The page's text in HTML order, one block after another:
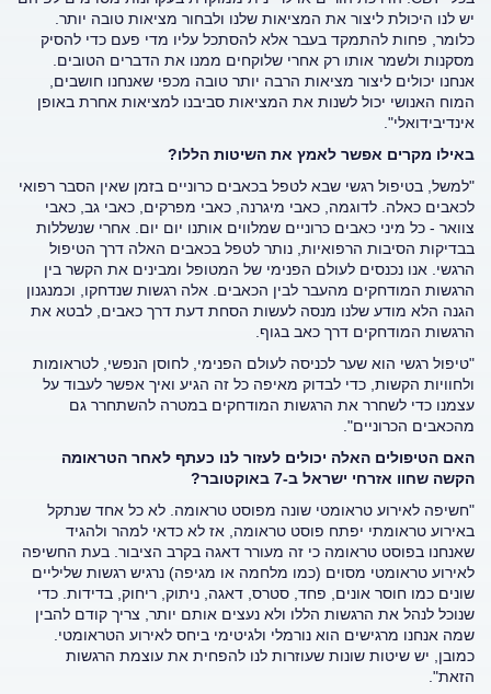
יש לנו היכולת ליצור את המציאות שלנו ולבחור מציאות טובה יותר.
כלומר, פחות להתמקד בעבר אלא להסתכל עליו מדי פעם כדי להסיק
מסקנות ולשמר אותו רק אחרי שלוקחים ממנו את הדברים הטובים.
אנחנו יכולים ליצור מציאות הרבה יותר טובה מכפי שאנחנו חושבים,
המוח האנושי יכול לשנות את המציאות סביבנו למציאות אחרת באופן
אינדיבידואלי".
באילו מקרים אפשר לאמץ את השיטות הללו?
"למשל, בטיפול רגשי שבא לטפל בכאבים כרוניים בזמן שאין הסבר רפואי
לכאבים כאלה. לדוגמה, כאבי מיגרנה, כאבי מפרקים, כאבי גב, כאבי
צוואר - כל מיני כאבים כרוניים שמלווים אותנו יום יום. אחרי שנשללות
בבדיקות הסיבות הרפואיות, נותר לטפל בכאבים האלה דרך הטיפול
הרגשי. אנו נכנסים לעולם הפנימי של המטופל ומבינים את הקשר בין
הרגשות המודחקים מהעבר לבין הכאבים. אלה רגשות שנדחקו, וכמנגנון
הגנה הלא מודע שלנו מנסה לעשות הסחת דעת דרך כאבים, לבטא את
הרגשות המודחקים דרך כאב בגוף.
"טיפול רגשי הוא שער לכניסה לעולם הפנימי, לחוסן הנפשי, לטראומות
ולחוויות הקשות, כדי לבדוק מאיפה כל זה הגיע ואיך אפשר לעבוד על
עצמנו כדי לשחרר את הרגשות המודחקים במטרה להשתחרר גם
מהכאבים הכרוניים".
האם הטיפולים האלה יכולים לעזור לנו כעתף לאחר הטראומה
הקשה שחוו אזרחי ישראל ב-7 באוקטובר?
"חשיפה לאירוע טראומטי שונה מפוסט טראומה. לא כל אחד שנתקל
באירוע טראומתי יפתח פוסט טראומה, אז לא כדאי למהר ולהגיד
שאנחנו בפוסט טראומה כי זה מעורר דאגה בקרב הציבור. בעת החשיפה
לאירוע טראומטי מסוים (כמו מלחמה או מגיפה) נרגיש רגשות שליליים
שונים כמו חוסר אונים, פחד, סטרס, דאגה, ניתוק, ריחוק, בדידות. כדי
שנוכל לנהל את הרגשות הללו ולא נעצים אותם יותר, צריך קודם להבין
שמה אנחנו מרגישים הוא נורמלי ולגיטימי ביחס לאירוע הטראומטי.
כמובן, יש שיטות שונות שעוזרות לנו להפחית את עוצמת הרגשות
הזאת".